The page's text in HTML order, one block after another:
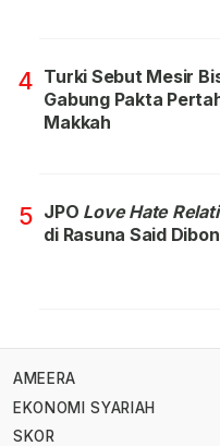
4 Turki Sebut Mesir
Gabung Pakta
Makkah
5 JPO Love Hate
di Rasuna Said
AMEERA
EKONOMI SYARIAH
SKOR